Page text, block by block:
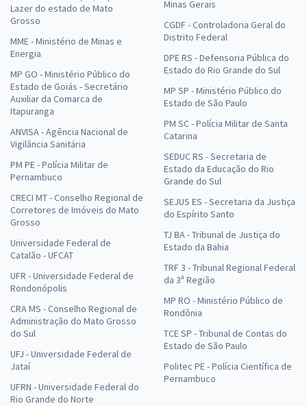
Lazer do estado de Mato
Grosso
MME - Ministério de Minas e
Energia
MP GO - Ministério Público do
Estado de Goiás - Secretário
Auxiliar da Comarca de
Itapuranga
ANVISA - Agência Nacional de
Vigilância Sanitária
PM PE - Polícia Militar de
Pernambuco
CRECI MT - Conselho Regional de
Corretores de Imóveis do Mato
Grosso
Universidade Federal de
Catalão - UFCAT
UFR - Universidade Federal de
Rondonópolis
CRA MS - Conselho Regional de
Administração do Mato Grosso
do Sul
UFJ - Universidade Federal de
Jataí
UFRN - Universidade Federal do
Rio Grande do Norte
Minas Gerais
CGDF - Controladoria Geral do
Distrito Federal
DPE RS - Defensoria Pública do
Estado do Rio Grande do Sul
MP SP - Ministério Público do
Estado de São Paulo
PM SC - Polícia Militar de Santa
Catarina
SEDUC RS - Secretaria de
Estado da Educação do Rio
Grande do Sul
SEJUS ES - Secretaria da Justiça
do Espírito Santo
TJ BA - Tribunal de Justiça do
Estado da Bahia
TRF 3 - Tribunal Regional Federal
da 3ª Região
MP RO - Ministério Público de
Rondônia
TCE SP - Tribunal de Contas do
Estado de São Paulo
Politec PE - Polícia Científica de
Pernambuco